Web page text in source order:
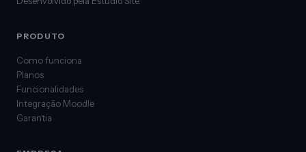
PRODUTO
Como funciona
Planos
Funcionalidades
Integração Moodle
Garantia